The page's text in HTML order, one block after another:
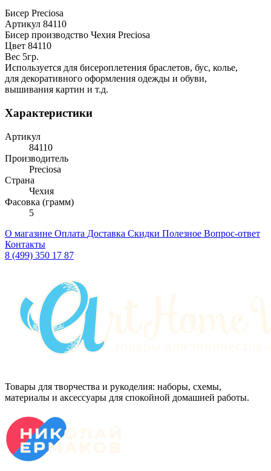
Бисер Preciosa
Артикул 84110
Бисер производство Чехия Preciosa
Цвет 84110
Вес 5гр.
Используется для бисероплетения браслетов, бус, колье,
для декоративного оформления одежды и обуви,
вышивания картин и т.д.
Характеристики
Артикул
84110
Производитель
Preciosa
Страна
Чехия
Фасовка (грамм)
5
О магазине Оплата Доставка Скидки Полезное Вопрос-ответ
Контакты
8 (499) 350 17 87
Товары для творчества и рукоделия: наборы, схемы,
материалы и аксессуары для спокойной домашней работы.